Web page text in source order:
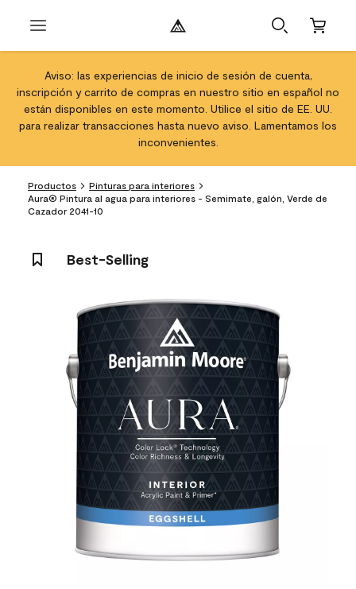
Aviso: las experiencias de inicio de sesión de cuenta,
inscripción y carrito de compras en nuestro sitio en español no
están disponibles en este momento. Utilice el sitio de EE. UU.
para realizar transacciones hasta nuevo aviso. Lamentamos los
inconvenientes.
Productos
Pinturas para interiores
Aura® Pintura al agua para interiores - Semimate, galón, Verde de
Cazador 2041-10
Best-Selling